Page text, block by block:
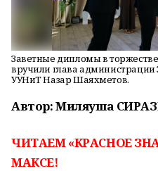
Заветные дипломы в
вручили глава
УУНиТ Назар Шаяхметов.
Автор: Миляуша
ЧИТАЕМ «КРАСНОЕ
МАКСЕ!